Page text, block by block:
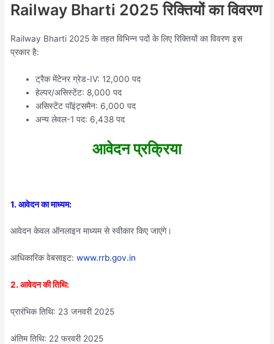
Railway Bharti 2025 रिक्तियों का विवरण
Railway Bharti 2025 के तहत विभिन्न पदों के लिए रिक्तियों का विवरण इस
प्रकार है:
ट्रैक मेंटेनर ग्रेड-IV: 12,000 पद
हेल्पर/असिस्टेंट: 8,000 पद
असिस्टेंट पॉइंट्समैन: 6,000 पद
अन्य लेवल-1 पद: 6,438 पद
आवेदन प्रक्रिया
1. आवेदन का माध्यम:
आवेदन केवल ऑनलाइन माध्यम से स्वीकार किए जाएंगे।
आधिकारिक वेबसाइट:www.rrb.gov.in
2. आवेदन की तिथि:
प्रारंभिक तिथि: 23 जनवरी 2025
अंतिम तिथि: 22 फरवरी 2025